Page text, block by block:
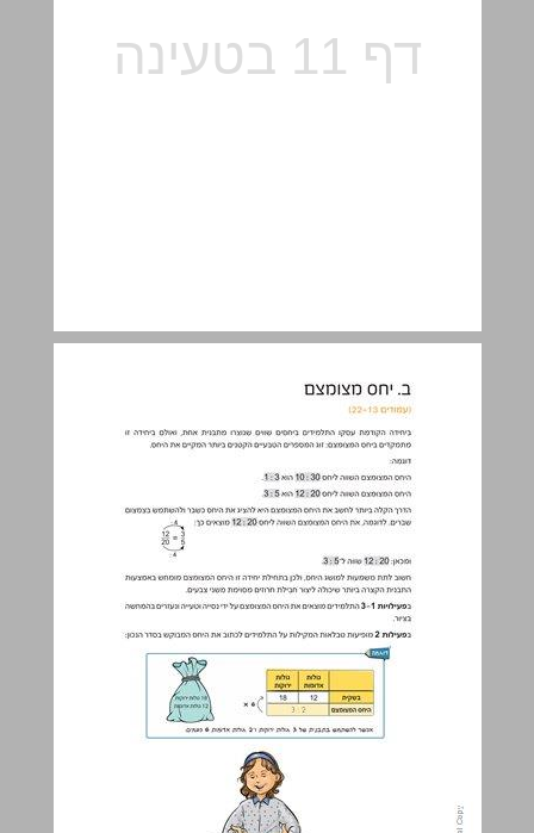
ב. יחס מצומצם ... 12